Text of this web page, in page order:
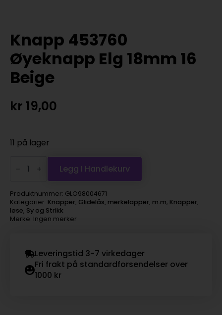
Knapp 453760
Øyeknapp Elg 18mm 16
Beige
kr 19,00
11 på lager
453760
Øyeknapp
18mm
16
Beige
antall
Legg I Handlekurv
Produktnummer: GLO98004671
Kategorier: Knapper, Glidelås, merkelapper, m.m, Knapper,
løse, Sy og Strikk
Merke: Ingen merker
Leveringstid 3-7 virkedager
Fri frakt på standardforsendelser over
1000 kr